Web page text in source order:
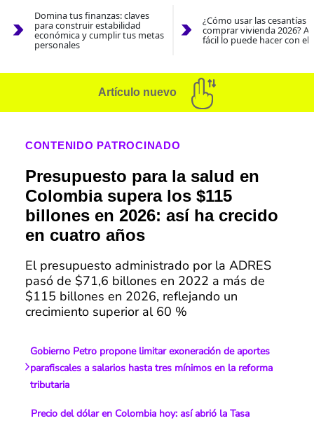
Domina tus finanzas: claves
para construir estabilidad
económica y cumplir tus metas
personales
¿Cómo usar las cesantías
comprar vivienda 2026?
fácil lo puede hacer con el
Artículo nuevo
CONTENIDO PATROCINADO
Presupuesto para la salud en
Colombia supera los $115
billones en 2026: así ha crecido
en cuatro años
El presupuesto administrado por la ADRES
pasó de $71,6 billones en 2022 a más de
$115 billones en 2026, reflejando un
crecimiento superior al 60 %
Gobierno Petro propone limitar exoneración de aportes
parafiscales a salarios hasta tres mínimos en la reforma
tributaria
Precio del dólar en Colombia hoy: así abrió la Tasa